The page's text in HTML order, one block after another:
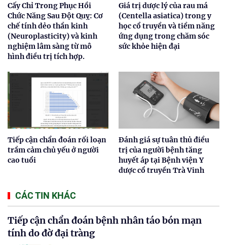
Cấy Chỉ Trong Phục Hồi
Chức Năng Sau Đột Quỵ: Cơ
chế tính dẻo thần kinh
(Neuroplasticity) và kinh
nghiệm lâm sàng từ mô
hình điều trị tích hợp.
Giá trị dược lý của rau má
(Centella asiatica) trong y
học cổ truyền và tiềm năng
ứng dụng trong chăm sóc
sức khỏe hiện đại
Tiếp cận chẩn đoán rối loạn
trầm cảm chủ yếu ở người
cao tuổi
Đánh giá sự tuân thủ điều
trị của người bệnh tăng
huyết áp tại Bệnh viện Y
dược cổ truyền Trà Vinh
CÁC TIN KHÁC
Tiếp cận chẩn đoán bệnh nhân táo bón mạn
tính do đờ đại tràng